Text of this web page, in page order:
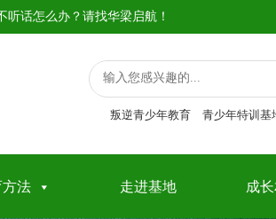
听话怎么办？请找华梁启航！
叛逆青少年教育 青少年特训基
法 走进基地 成